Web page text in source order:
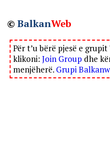
© BalkanWeb
Për t’u bërë pjesë e grupit
klikoni: Join Group dhe
menjëherë. Grupi